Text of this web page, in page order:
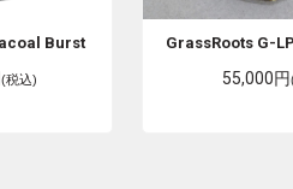
Burst
(税込)
GrassRoots G-
55,000円